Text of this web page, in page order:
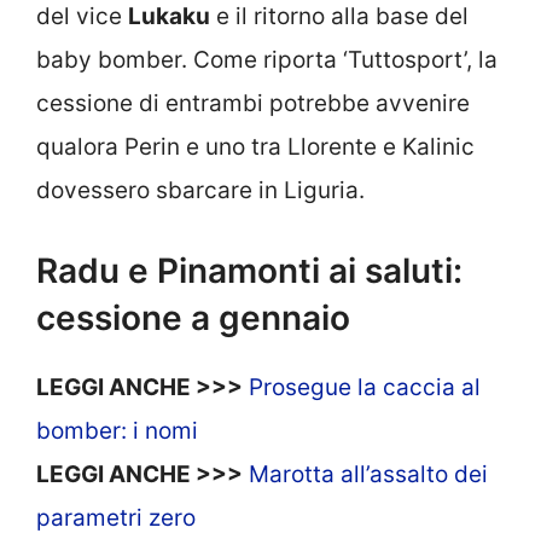
del vice Lukaku e il ritorno alla base del
baby bomber. Come riporta ‘Tuttosport’, la
cessione di entrambi potrebbe avvenire
qualora Perin e uno tra Llorente e Kalinic
dovessero sbarcare in Liguria.
Radu e Pinamonti ai saluti:
cessione a gennaio
LEGGI ANCHE >>> Prosegue la caccia al
bomber: i nomi
LEGGI ANCHE >>> Marotta all’assalto dei
parametri zero